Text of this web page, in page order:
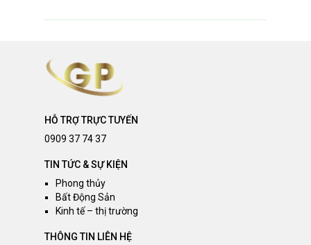
HỖ TRỢ TRỰC TUYẾN
0909 37 74 37
TIN TỨC & SỰ KIỆN
Phong thủy
Bất Động Sản
Kinh tế – thị trường
THÔNG TIN LIÊN HỆ